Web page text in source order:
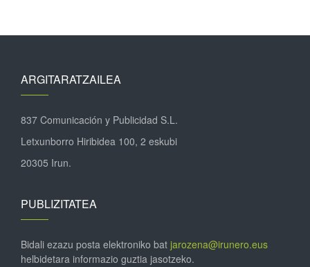
ARGITARATZAILEA
837 Comunicación y Publicidad S.L.
Letxunborro Hiribidea 100, 2 eskubi
20305 Irun.
PUBLIZITATEA
Bidali ezazu posta elektroniko bat jarozena@irunero.eus
helbidetara informazio guztia jasotzeko.